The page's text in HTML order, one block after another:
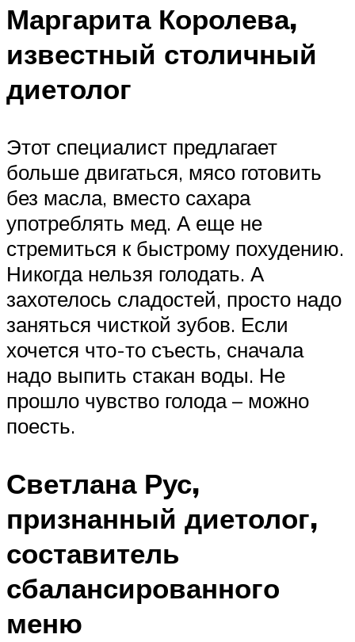
Маргарита Королева,
известный столичный
диетолог
Этот специалист предлагает
больше двигаться, мясо готовить
без масла, вместо сахара
употреблять мед. А еще не
стремиться к быстрому похудению.
Никогда нельзя голодать. А
захотелось сладостей, просто надо
заняться чисткой зубов. Если
хочется что-то съесть, сначала
надо выпить стакан воды. Не
прошло чувство голода – можно
поесть.
Светлана Рус,
признанный диетолог,
составитель
сбалансированного
меню